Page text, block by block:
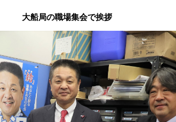
大船局の職場集会で挨拶